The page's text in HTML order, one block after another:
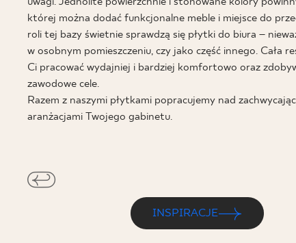
BLOG
MÓJ PROFIL
GDZIE KUPIĆ
KONTAKT
której można dodać funkcjonalne meble i miejsce do
roli tej bazy świetnie sprawdzą się płytki do biura –
w osobnym pomieszczeniu, czy jako część innego. Cała
Ci pracować wydajniej i bardziej komfortowo oraz
zawodowe cele.
Razem z naszymi płytkami popracujemy nad
aranżacjami Twojego gabinetu.
INSPIRACJE